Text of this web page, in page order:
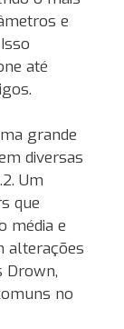
e
até
grande
diversas
Um
que
média e
alterações
Drown,
no